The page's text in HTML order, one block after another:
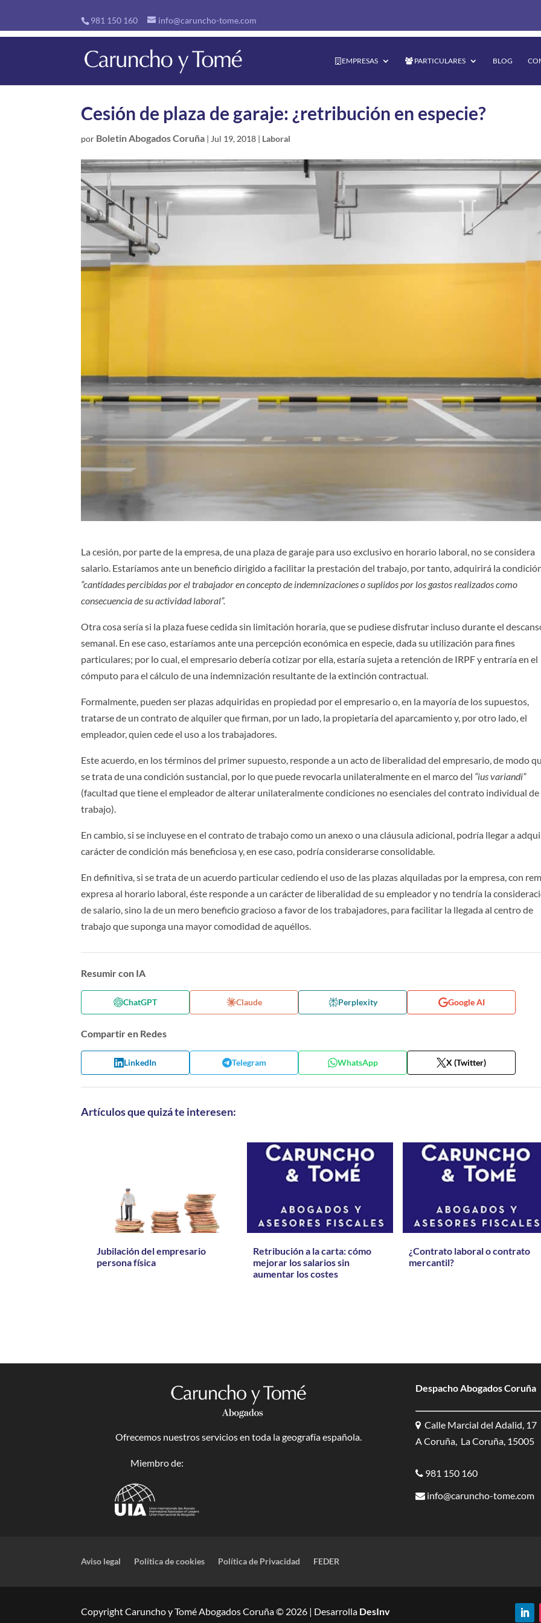
981 150 160 info@caruncho-tome.com
EMPRESAS PARTICULARES BLOG
Cesión de plaza de garaje: ¿retribución en especie?
por Boletin Abogados Coruña | Jul 19, 2018 | Laboral
La cesión, por parte de la empresa, de una plaza de garaje para uso exclusivo en horario laboral, no se considera
salario. Estaríamos ante un beneficio dirigido a facilitar la prestación del trabajo, por tanto, adquirirá la
“cantidades percibidas por el trabajador en concepto de indemnizaciones o suplidos por los gastos realizados como
consecuencia de su actividad laboral”.
Otra cosa sería si la plaza fuese cedida sin limitación horaria, que se pudiese disfrutar incluso durante el
semanal. En ese caso, estaríamos ante una percepción económica en especie, dada su utilización para fines
particulares; por lo cual, el empresario debería cotizar por ella, estaría sujeta a retención de IRPF y entraría en el
cómputo para el cálculo de una indemnización resultante de la extinción contractual.
Formalmente, pueden ser plazas adquiridas en propiedad por el empresario o, en la mayoría de los supuestos,
tratarse de un contrato de alquiler que firman, por un lado, la propietaria del aparcamiento y, por otro lado, el
empleador, quien cede el uso a los trabajadores.
Este acuerdo, en los términos del primer supuesto, responde a un acto de liberalidad del empresario, de modo
se trata de una condición sustancial, por lo que puede revocarla unilateralmente en el marco del “ius variandi”
(facultad que tiene el empleador de alterar unilateralmente condiciones no esenciales del contrato individual de
trabajo).
En cambio, si se incluyese en el contrato de trabajo como un anexo o una cláusula adicional, podría llegar a
carácter de condición más beneficiosa y, en ese caso, podría considerarse consolidable.
En definitiva, si se trata de un acuerdo particular cediendo el uso de las plazas alquiladas por la empresa, con
expresa al horario laboral, éste responde a un carácter de liberalidad de su empleador y no tendría la
de salario, sino la de un mero beneficio gracioso a favor de los trabajadores, para facilitar la llegada al centro de
trabajo que suponga una mayor comodidad de aquéllos.
Resumir con IA
ChatGPT Claude Perplexity Google AI
Compartir en Redes
LinkedIn Telegram WhatsApp X (Twitter)
Artículos que quizá te interesen:
Jubilación del empresario
persona física
Retribución a la carta: cómo
mejorar los salarios sin
aumentar los costes
¿Contrato laboral o contrato
mercantil?
Ofrecemos nuestros servicios en toda la geografía española.
Miembro de:
Despacho Abogados Coruña
Calle Marcial del Adalid, 17
A Coruña, La Coruña, 15005
981 150 160
info@caruncho-tome.com
Aviso legal Política de cookies Política de Privacidad FEDER
Copyright Caruncho y Tomé Abogados Coruña © 2026 | Desarrolla DesInv